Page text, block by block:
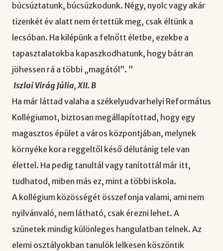
búcsúztatunk, búcsúzkodunk. Négy, nyolc vagy akár
tizenkét év alatt nem értettük meg, csak éltünk a
lecsóban. Ha kilépünk a felnőtt életbe, ezekbe a
tapasztalatokba kapaszkodhatunk, hogy bátran
jöhessen rá a többi „magától”. ”
Iszlai Virág Júlia, XII. B
Ha már láttad valaha a székelyudvarhelyi Református
Kollégiumot, biztosan megállapítottad, hogy egy
magasztos épület a város központjában, melynek
környéke kora reggeltől késő délutánig tele van
élettel. Ha pedig tanultál vagy tanítottál már itt,
tudhatod, miben más ez, mint a többi iskola.
A kollégium közösségét összefonja valami, ami nem
nyilvánvaló, nem látható, csak érezni lehet. A
szünetek mindig különleges hangulatban telnek. Az
elemi osztályokban tanulók lelkesen köszöntik